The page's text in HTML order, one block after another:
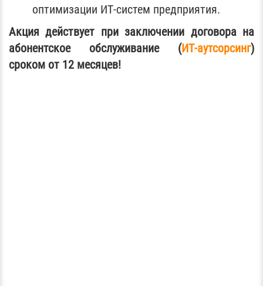
оптимизации ИТ-систем предприятия.
Акция действует при заключении договора на
абонентское обслуживание (ИТ-аутсорсинг)
сроком от 12 месяцев!